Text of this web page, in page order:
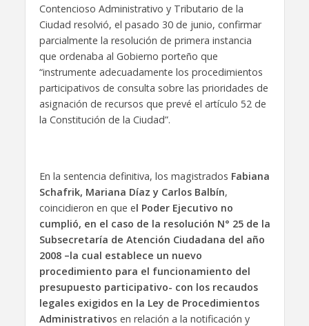
Contencioso Administrativo y Tributario de la
Ciudad resolvió, el pasado 30 de junio, confirmar
parcialmente la resolución de primera instancia
que ordenaba al Gobierno porteño que
“instrumente adecuadamente los procedimientos
participativos de consulta sobre las prioridades de
asignación de recursos que prevé el artículo 52 de
la Constitución de la Ciudad”.
En la sentencia definitiva, los magistrados Fabiana
Schafrik, Mariana Díaz y Carlos Balbín,
coincidieron en que el Poder Ejecutivo no
cumplió, en el caso de la resolución N° 25 de la
Subsecretaría de Atención Ciudadana del año
2008 –la cual establece un nuevo
procedimiento para el funcionamiento del
presupuesto participativo- con los recaudos
legales exigidos en la Ley de Procedimientos
Administrativos en relación a la notificación y